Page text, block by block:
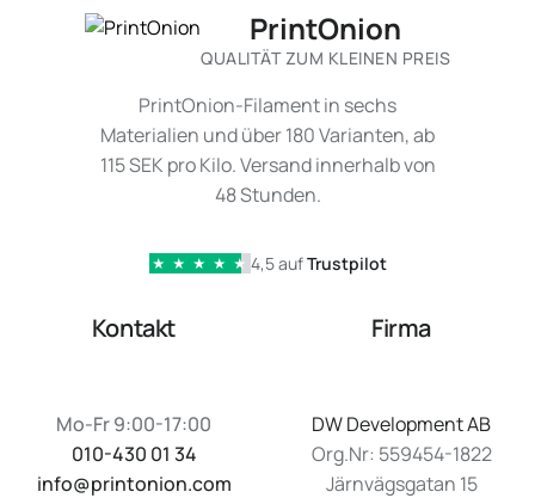
PrintOnion
QUALITÄT ZUM KLEINEN PREIS
PrintOnion-Filament in sechs
Materialien und über 180 Varianten, ab
115 SEK pro Kilo. Versand innerhalb von
48 Stunden.
★ ★ ★ ★ ★ 4,5 aufTrustpilot
Kontakt
Mo-Fr 9:00-17:00
010-430 01 34
info@printonion.com
Firma
DW Development AB
Org.Nr: 559454-1822
Järnvägsgatan 15